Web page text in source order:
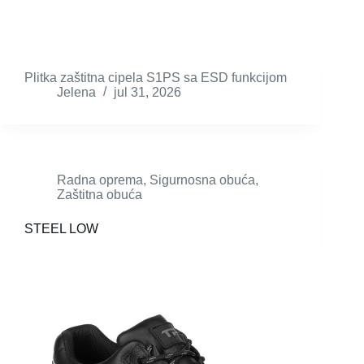
Plitka zaštitna cipela S1PS sa ESD funkcijom
Jelena
jul 31, 2026
Radna oprema, Sigurnosna obuća,
Zaštitna obuća
STEEL LOW